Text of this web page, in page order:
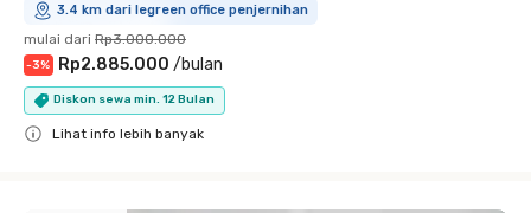
3.4 km dari legreen office penjernihan
mulai dari Rp3.000.000
-3% Rp2.885.000 /bulan
Diskon sewa min. 12 Bulan
Lihat info lebih banyak